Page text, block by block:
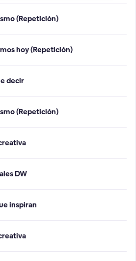
(Repetición)
hoy (Repetición)
decir
(Repetición)
DW
inspiran